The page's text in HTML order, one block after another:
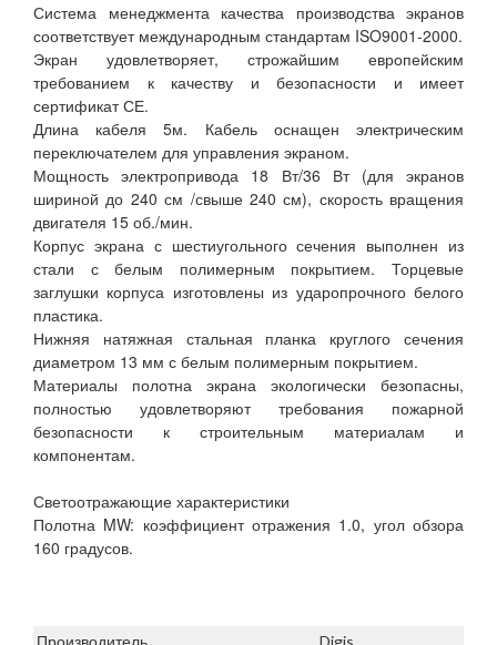
Система менеджмента качества производства экранов
соответствует международным стандартам ISO9001-2000.
Экран удовлетворяет, строжайшим европейским
требованием к качеству и безопасности и имеет
сертификат СЕ.
Длина кабеля 5м. Кабель оснащен электрическим
переключателем для управления экраном.
Мощность электропривода 18 Вт/36 Вт (для экранов
шириной до 240 см /свыше 240 см), скорость вращения
двигателя 15 об./мин.
Корпус экрана с шестиугольного сечения выполнен из
стали с белым полимерным покрытием. Торцевые
заглушки корпуса изготовлены из ударопрочного белого
пластика.
Нижняя натяжная стальная планка круглого сечения
диаметром 13 мм с белым полимерным покрытием.
Материалы полотна экрана экологически безопасны,
полностью удовлетворяют требования пожарной
безопасности к строительным материалам и
компонентам.
Светоотражающие характеристики
Полотна MW: коэффициент отражения 1.0, угол обзора
160 градусов.